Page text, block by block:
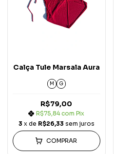
Calça Tule Marsala Aura
M G
R$79,00
R$75,84com Pix
3 x de R$26,33 sem juros
COMPRAR